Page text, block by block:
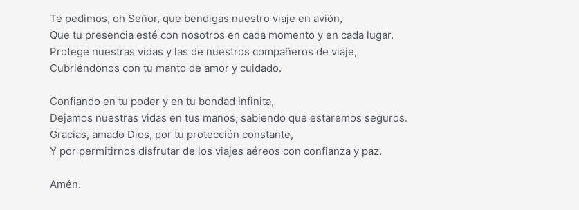
Te pedimos, oh Señor, que bendigas nuestro viaje en avión,
Que tu presencia esté con nosotros en cada momento y en cada lugar.
Protege nuestras vidas y las de nuestros compañeros de viaje,
Cubriéndonos con tu manto de amor y cuidado.
Confiando en tu poder y en tu bondad infinita,
Dejamos nuestras vidas en tus manos, sabiendo que estaremos seguros.
Gracias, amado Dios, por tu protección constante,
Y por permitirnos disfrutar de los viajes aéreos con confianza y paz.
Amén.